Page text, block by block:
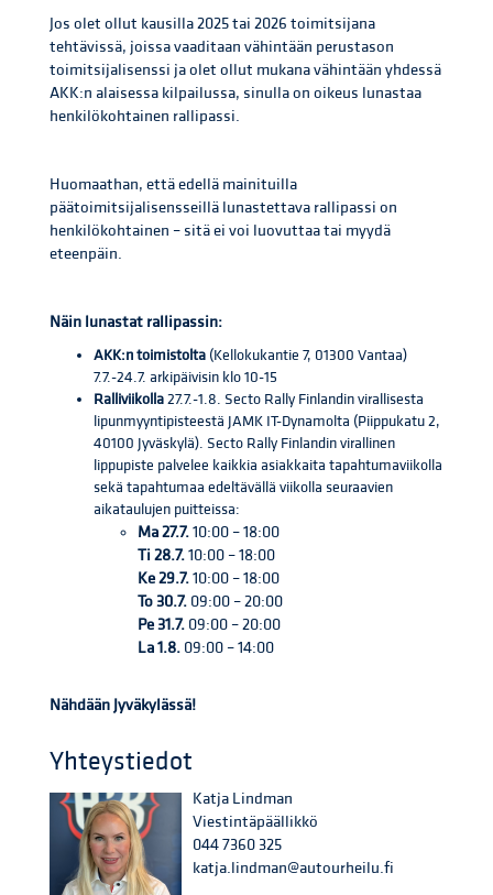
Jos olet ollut kausilla 2025 tai 2026 toimitsijana
tehtävissä, joissa vaaditaan vähintään perustason
toimitsijalisenssi ja olet ollut mukana vähintään yhdessä
AKK:n alaisessa kilpailussa, sinulla on oikeus lunastaa
henkilökohtainen rallipassi.
Huomaathan, että edellä mainituilla
päätoimitsijalisensseillä lunastettava rallipassi on
henkilökohtainen – sitä ei voi luovuttaa tai myydä
eteenpäin.
Näin lunastat rallipassin:
AKK:n toimistolta (Kellokukantie 7, 01300 Vantaa)
7.7.-24.7. arkipäivisin klo 10-15
Ralliviikolla27.7.-1.8. Secto Rally Finlandin virallisesta
lipunmyyntipisteestä JAMK IT-Dynamolta (Piippukatu 2,
40100 Jyväskylä). Secto Rally Finlandin virallinen
lippupiste palvelee kaikkia asiakkaita tapahtumaviikolla
sekä tapahtumaa edeltävällä viikolla seuraavien
aikataulujen puitteissa:
Ma 27.7.10:00 – 18:00
Ti 28.7.10:00 – 18:00
Ke 29.7.10:00 – 18:00
To 30.7. 09:00 – 20:00
Pe 31.7. 09:00 – 20:00
La 1.8. 09:00 – 14:00
Nähdään Jyväkylässä!
Yhteystiedot
Katja Lindman
Viestintäpäällikkö
044 7360 325
katja.lindman@autourheilu.fi